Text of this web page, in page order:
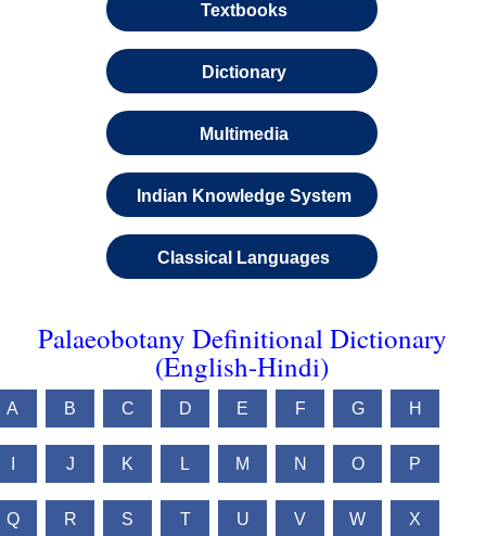
Textbooks
Dictionary
Multimedia
Indian Knowledge System
Classical Languages
Palaeobotany Definitional Dictionary
(English-Hindi)
A B C D E F G H
J K L M N O P
Q R S T U V W X